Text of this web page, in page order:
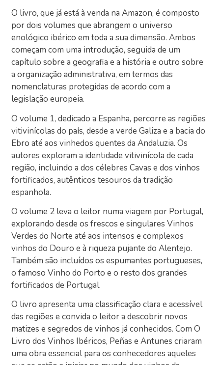
O livro, que já está à venda na Amazon, é composto
por dois volumes que abrangem o universo
enológico ibérico em toda a sua dimensão. Ambos
começam com uma introdução, seguida de um
capítulo sobre a geografia e a história e outro sobre
a organização administrativa, em termos das
nomenclaturas protegidas de acordo com a
legislação europeia.
O volume 1, dedicado a Espanha, percorre as regiões
vitivinícolas do país, desde a verde Galiza e a bacia do
Ebro até aos vinhedos quentes da Andaluzia. Os
autores exploram a identidade vitivinícola de cada
região, incluindo a dos célebres Cavas e dos vinhos
fortificados, autênticos tesouros da tradição
espanhola.
O volume 2 leva o leitor numa viagem por Portugal,
explorando desde os frescos e singulares Vinhos
Verdes do Norte até aos intensos e complexos
vinhos do Douro e à riqueza pujante do Alentejo.
Também são incluídos os espumantes portugueses,
o famoso Vinho do Porto e o resto dos grandes
fortificados de Portugal.
O livro apresenta uma classificação clara e acessível
das regiões e convida o leitor a descobrir novos
matizes e segredos de vinhos já conhecidos. Com O
Livro dos Vinhos Ibéricos, Peñas e Antunes criaram
uma obra essencial para os conhecedores aqueles